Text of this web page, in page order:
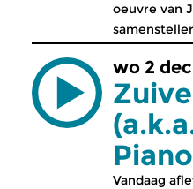
oeuvre van
wo 2
Vandaag